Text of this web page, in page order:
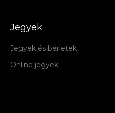
Jegyek
Jegyek és bérletek
Online jegyek